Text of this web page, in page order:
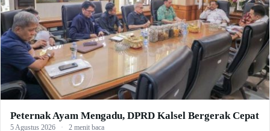
Peternak Ayam Mengadu, DPRD Kalsel Bergerak Cepat
5 Agustus 2026 · 2 menit baca